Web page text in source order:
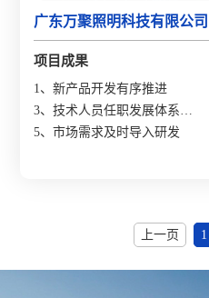
广东万聚照明科技有限公司
项目成果
1、新产品开发有序推进
3、技术人员任职发展体系建
立
5、市场需求及时导入研发
上一页 1